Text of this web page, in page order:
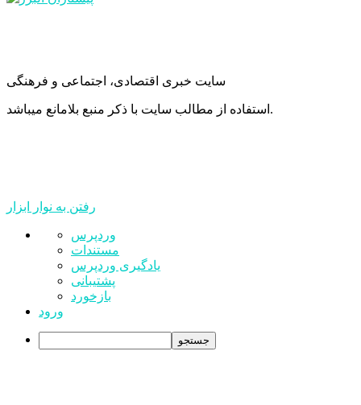
سایت خبری اقتصادی، اجتماعی و فرهنگی
استفاده از مطالب سایت با ذکر منبع بلامانع میباشد.
رفتن به نوار ابزار
درباره
وردپرس
وردپرس
مستندات
یادگیری وردپرس
پشتیبانی
بازخورد
ورود
جستجو